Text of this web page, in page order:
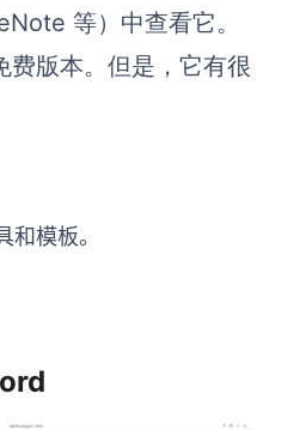
等）中查看它。
费版本。但是，它有很
和模板。